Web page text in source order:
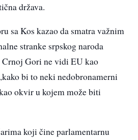
država.
sa Kos kazao da smatra važnim
stranke srpskog naroda
Crnoj Gori ne vidi EU kao
bi to neki nedobronamerni
okvir u kojem može biti
koji čine parlamentarnu